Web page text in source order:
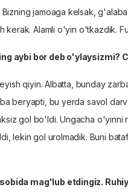
jamoaga kelsak,
kerak. Alamli o'yin o'tkazdik.
aybi bor deb o'ylaysizmi?
qiyin. Albatta, bunday
beryapti, bu yerda savol
gol bo'ldi. Ungacha o'yinni
lekin gol urolmadik. Buni
mag'lub etdingiz.